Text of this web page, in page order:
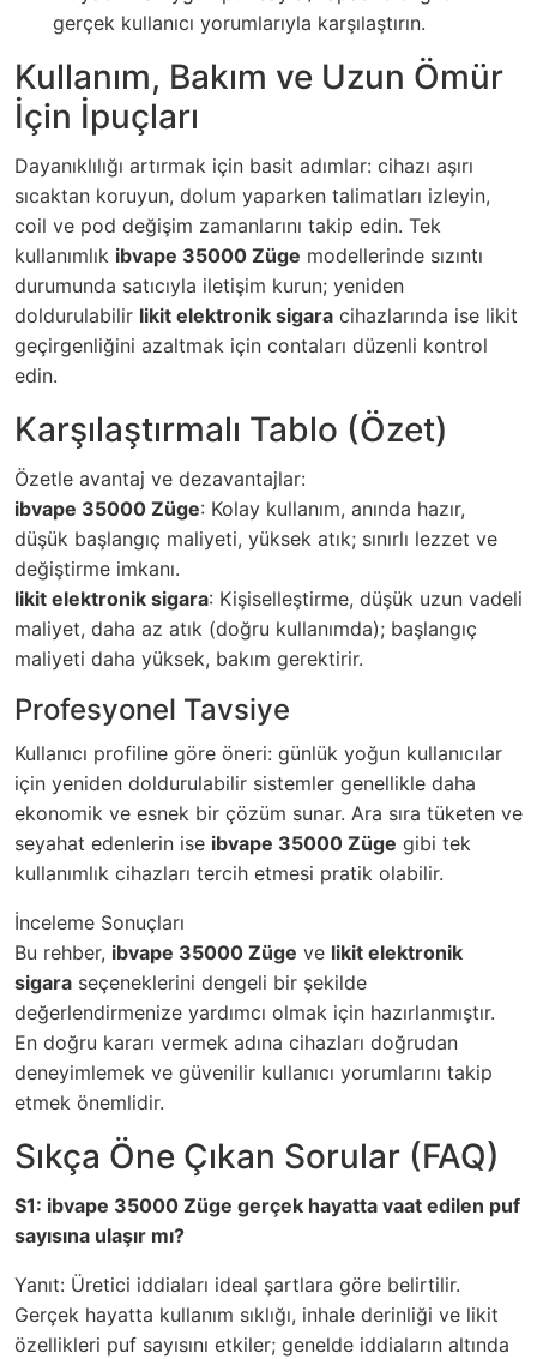
gerçek kullanıcı yorumlarıyla karşılaştırın.
Kullanım, Bakım ve Uzun Ömür
İçin İpuçları
Dayanıklılığı artırmak için basit adımlar: cihazı aşırı
sıcaktan koruyun, dolum yaparken talimatları izleyin,
coil ve pod değişim zamanlarını takip edin. Tek
kullanımlık ibvape 35000 Züge modellerinde sızıntı
durumunda satıcıyla iletişim kurun; yeniden
doldurulabilir likit elektronik sigara cihazlarında ise likit
geçirgenliğini azaltmak için contaları düzenli kontrol
edin.
Karşılaştırmalı Tablo (Özet)
Özetle avantaj ve dezavantajlar:
ibvape 35000 Züge: Kolay kullanım, anında hazır,
düşük başlangıç maliyeti, yüksek atık; sınırlı lezzet ve
değiştirme imkanı.
likit elektronik sigara: Kişiselleştirme, düşük uzun vadeli
maliyet, daha az atık (doğru kullanımda); başlangıç
maliyeti daha yüksek, bakım gerektirir.
Profesyonel Tavsiye
Kullanıcı profiline göre öneri: günlük yoğun kullanıcılar
için yeniden doldurulabilir sistemler genellikle daha
ekonomik ve esnek bir çözüm sunar. Ara sıra tüketen ve
seyahat edenlerin ise ibvape 35000 Züge gibi tek
kullanımlık cihazları tercih etmesi pratik olabilir.
İnceleme Sonuçları
Bu rehber, ibvape 35000 Züge ve likit elektronik
sigara seçeneklerini dengeli bir şekilde
değerlendirmenize yardımcı olmak için hazırlanmıştır.
En doğru kararı vermek adına cihazları doğrudan
deneyimlemek ve güvenilir kullanıcı yorumlarını takip
etmek önemlidir.
Sıkça Öne Çıkan Sorular (FAQ)
S1: ibvape 35000 Züge gerçek hayatta vaat edilen puf
sayısına ulaşır mı?
Yanıt: Üretici iddiaları ideal şartlara göre belirtilir.
Gerçek hayatta kullanım sıklığı, inhale derinliği ve likit
özellikleri puf sayısını etkiler; genelde iddiaların altında